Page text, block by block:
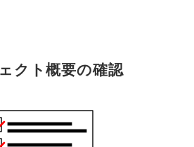
クト概要の確認